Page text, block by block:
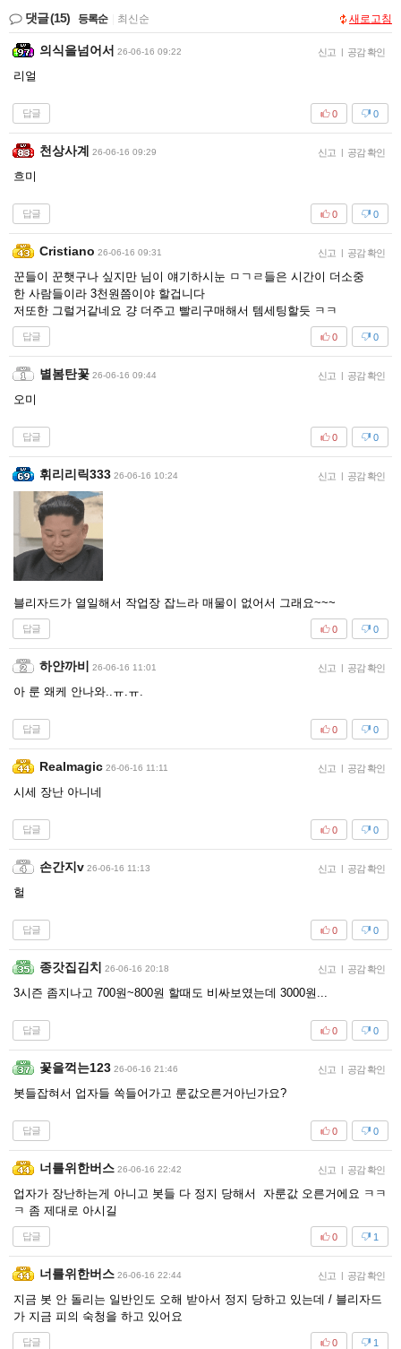
댓글(15) 등록순 최신순 새로고침
의식을넘어서 26-06-16 09:22 신고 | 공감 확인
리얼
답글 0
0
천상사계 26-06-16 09:29 신고 | 공감 확인
흐미
답글 0
0
Cristiano 26-06-16 09:31 신고 | 공감 확인
꾼들이 꾼햇구나 싶지만 님이 얘기하시눈 ㅁㄱㄹ들은 시간이 더소중
한 사람들이라 3천원쯤이야 할겁니다
저또한 그럴거같네요 걍 더주고 빨리구매해서 템세팅할듯 ㅋㅋ
답글 0
0
별봄탄꽃 26-06-16 09:44 신고 | 공감 확인
오미
답글 0
0
휘리리릭333 26-06-16 10:24 신고 | 공감 확인
블리자드가 열일해서 작업장 잡느라 매물이 없어서 그래요~~~
답글 0
0
하얀까비 26-06-16 11:01 신고 | 공감 확인
아 룬 왜케 안나와..ㅠ.ㅠ.
답글 0
0
Realmagic 26-06-16 11:11 신고 | 공감 확인
시세 장난 아니네
답글 0
0
손간지v 26-06-16 11:13 신고 | 공감 확인
헐
답글 0
0
종갓집김치 26-06-16 20:18 신고 | 공감 확인
3시즌 좀지나고 700원~800원 할때도 비싸보였는데 3000원...
답글 0
0
꽃을꺽는123 26-06-16 21:46 신고 | 공감 확인
봇들잡혀서 업자들 쏙들어가고 룬값오른거아닌가요?
답글 0
0
너를위한버스 26-06-16 22:42 신고 | 공감 확인
업자가 장난하는게 아니고 봇들 다 정지 당해서 자룬값 오른거에요 ㅋㅋ
ㅋ 좀 제대로 아시길
답글 1
0
너를위한버스 26-06-16 22:44 신고 | 공감 확인
지금 봇 안 돌리는 일반인도 오해 받아서 정지 당하고 있는데 / 블리자드
가 지금 피의 숙청을 하고 있어요
답글 1
0